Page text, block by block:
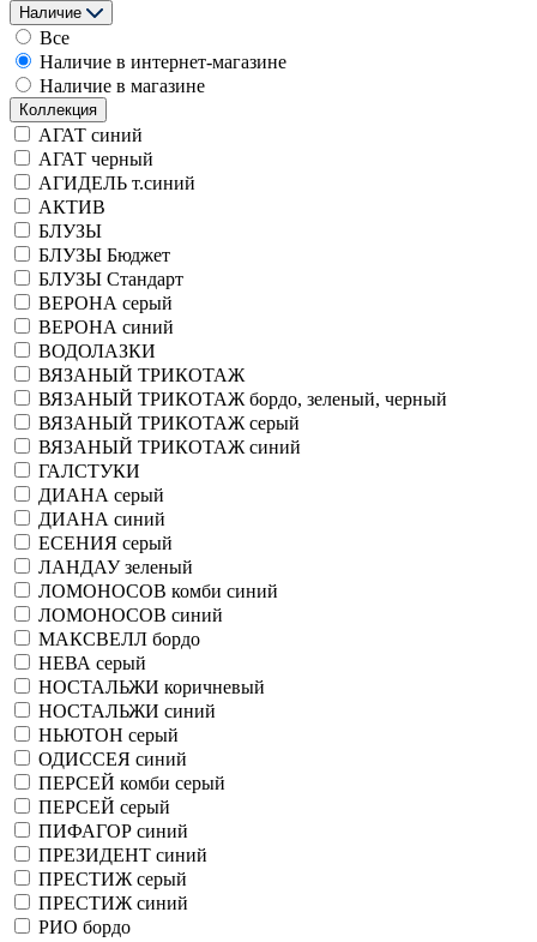
Наличие
Все
Наличие в интернет-магазине
Наличие в магазине
Коллекция
АГАТ синий
АГАТ черный
АГИДЕЛЬ т.синий
АКТИВ
БЛУЗЫ
БЛУЗЫ Бюджет
БЛУЗЫ Стандарт
ВЕРОНА серый
ВЕРОНА синий
ВОДОЛАЗКИ
ВЯЗАНЫЙ ТРИКОТАЖ
ВЯЗАНЫЙ ТРИКОТАЖ бордо, зеленый, черный
ВЯЗАНЫЙ ТРИКОТАЖ серый
ВЯЗАНЫЙ ТРИКОТАЖ синий
ГАЛСТУКИ
ДИАНА серый
ДИАНА синий
ЕСЕНИЯ серый
ЛАНДАУ зеленый
ЛОМОНОСОВ комби синий
ЛОМОНОСОВ синий
МАКСВЕЛЛ бордо
НЕВА серый
НОСТАЛЬЖИ коричневый
НОСТАЛЬЖИ синий
НЬЮТОН серый
ОДИССЕЯ синий
ПЕРСЕЙ комби серый
ПЕРСЕЙ серый
ПИФАГОР синий
ПРЕЗИДЕНТ синий
ПРЕСТИЖ серый
ПРЕСТИЖ синий
РИО бордо